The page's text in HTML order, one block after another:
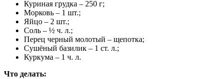
Куриная грудка – 250 г;
Морковь – 1 шт.;
Яйцо – 2 шт.;
Соль – ½ ч. л.;
Перец черный молотый – щепотка;
Сушёный базилик – 1 ст. л.;
Куркума – 1 ч. л.
Что делать: